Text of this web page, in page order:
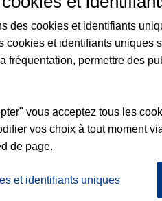
des cookies et identifiants
cookies et identifiants uniques
fréquentation, permettre des
vous acceptez tous les
vos choix à tout moment
de page.
et identifiants uniques